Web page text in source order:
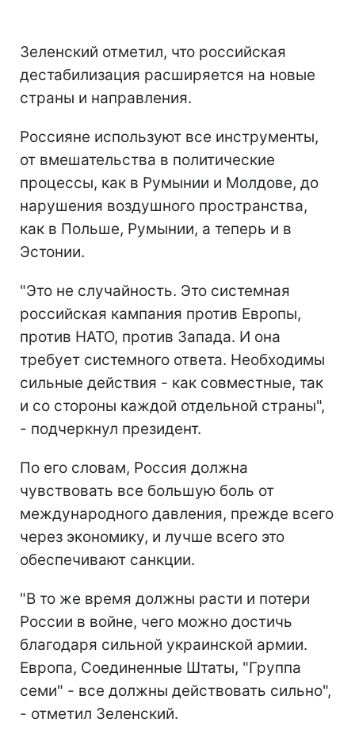
Зеленский отметил, что российская
дестабилизация расширяется на новые
страны и направления.
Россияне используют все инструменты,
от вмешательства в политические
процессы, как в Румынии и Молдове, до
нарушения воздушного пространства,
как в Польше, Румынии, а теперь и в
Эстонии.
"Это не случайность. Это системная
российская кампания против Европы,
против НАТО, против Запада. И она
требует системного ответа. Необходимы
сильные действия - как совместные, так
и со стороны каждой отдельной страны",
- подчеркнул президент.
По его словам, Россия должна
чувствовать все большую боль от
международного давления, прежде всего
через экономику, и лучше всего это
обеспечивают санкции.
"В то же время должны расти и потери
России в войне, чего можно достичь
благодаря сильной украинской армии.
Европа, Соединенные Штаты, "Группа
семи" - все должны действовать сильно",
- отметил Зеленский.